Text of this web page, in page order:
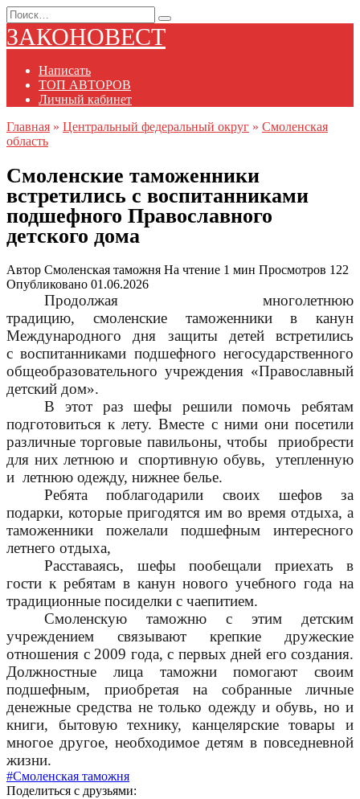
Перейти
к
содержанию
Search
for:
ЗАКОНОВЕСТ
Написать
ТОП АВТОРОВ
Личный кабинет
Главная » Центральный федеральный округ » Смоленская
область
Смоленские таможенники
встретились с воспитанниками
подшефного Православного
детского дома
Автор Смоленская таможня На чтение 1 мин Просмотров 122
Опубликовано 01.06.2026
Продолжая многолетнюю
традицию, смоленские таможенники в канун
Международного дня защиты детей встретились
с воспитанниками подшефного негосударственного
общеобразовательного учреждения «Православный
детский дом».
В этот раз шефы решили помочь ребятам
подготовиться к лету. Вместе с ними они посетили
различные торговые павильоны, чтобы приобрести
для них летнюю и спортивную обувь, утепленную
и летнюю одежду, нижнее белье.
Ребята поблагодарили своих шефов за
подарки, которые пригодятся им во время отдыха, а
таможенники пожелали подшефным интересного
летнего отдыха,
Расставаясь, шефы пообещали приехать в
гости к ребятам в канун нового учебного года на
традиционные посиделки с чаепитием.
Смоленскую таможню с этим детским
учреждением связывают крепкие дружеские
отношения с 2009 года, с первых дней его создания.
Должностные лица таможни помогают своим
подшефным, приобретая на собранные личные
денежные средства не только одежду и обувь, но и
книги, бытовую технику, канцелярские товары и
многое другое, необходимое детям в повседневной
жизни.
#Смоленская таможня
Поделиться с друзьями: